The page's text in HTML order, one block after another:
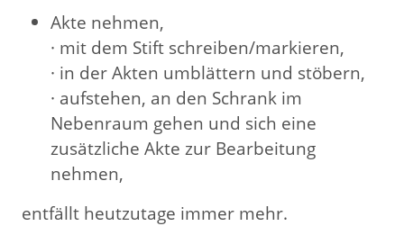
Akte nehmen,
· mit dem Stift schreiben/markieren,
· in der Akten umblättern und stöbern,
· aufstehen, an den Schrank im
Nebenraum gehen und sich eine
zusätzliche Akte zur Bearbeitung
nehmen,
entfällt heutzutage immer mehr.